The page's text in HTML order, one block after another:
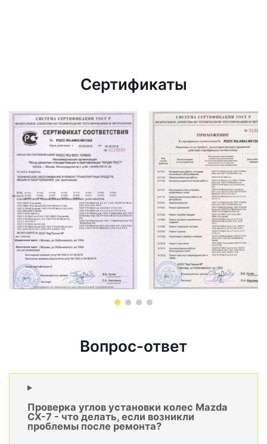
Сертификаты
Вопрос-ответ
Проверка углов установки колес Mazda
CX-7 - что делать, если возникли
проблемы после ремонта?